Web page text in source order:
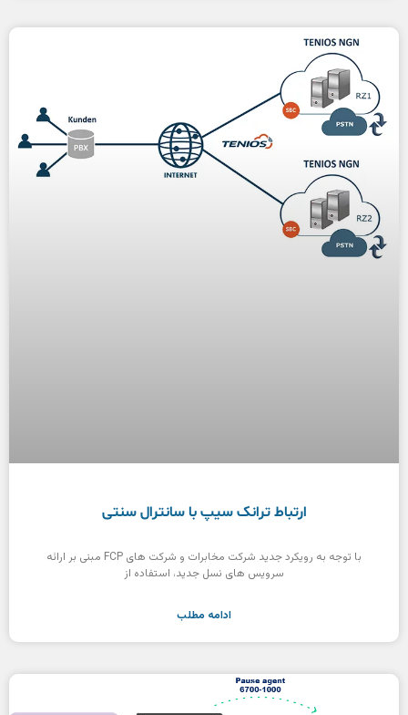
ارتباط ترانک سیپ با سانترال سنتی
با توجه به رویکرد جدید شرکت مخابرات و شرکت های FCP مبنی بر ارائه
سرویس های نسل جدید، استفاده از
ادامه مطلب